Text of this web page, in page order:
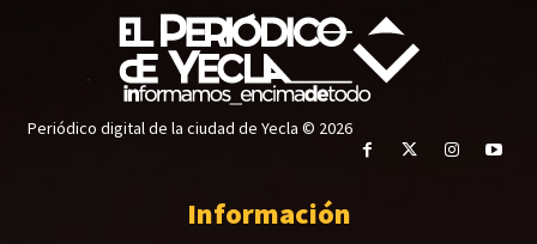
Periódico digital de la ciudad de Yecla © 2026
Información